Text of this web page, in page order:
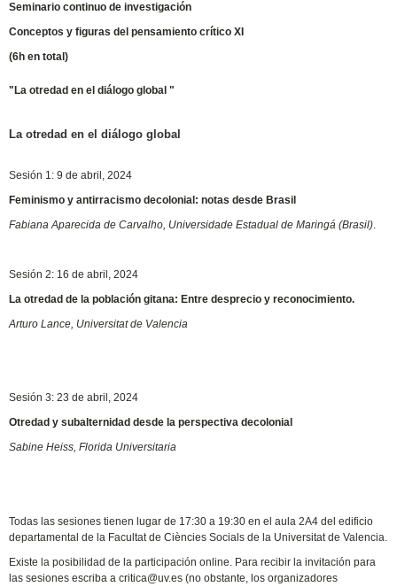
Seminario continuo de investigación
Conceptos y figuras del pensamiento crítico XI
(6h en total)
"La otredad en el diálogo global "
La otredad en el diálogo global
Sesión 1: 9 de abril, 2024
Feminismo y antirracismo decolonial: notas desde Brasil
Fabiana Aparecida de Carvalho, Universidade Estadual de Maringá (Brasil)
Sesión 2: 16 de abril, 2024
La otredad de la población gitana: Entre desprecio y reconocimiento.
Arturo Lance, Universitat de Valencia
Sesión 3: 23 de abril, 2024
Otredad y subalternidad desde la perspectiva decolonial
Sabine Heiss, Florida Universitaria
Todas las sesiones tienen lugar de 17:30 a 19:30 en el aula 2A4 del edificio
departamental de la Facultat de Ciències Socials de la Universitat de Valencia.
Existe la posibilidad de la participación online. Para recibir la invitación para
las sesiones escriba a critica@uv.es (no obstante, los organizadores